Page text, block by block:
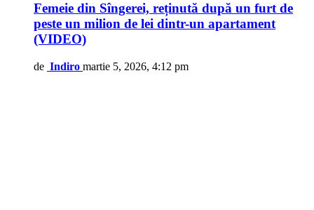
Femeie din Sîngerei, reținută după un furt de
peste un milion de lei dintr-un apartament
(VIDEO)
de Indiro martie 5, 2026, 4:12 pm